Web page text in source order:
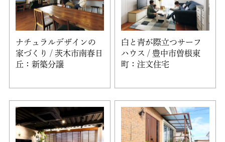
ナチュラルデザインの
家づくり / 茨木市南春日
丘：新築分譲
白と青が際立つサーフ
ハウス / 豊中市曽根東
町：注文住宅